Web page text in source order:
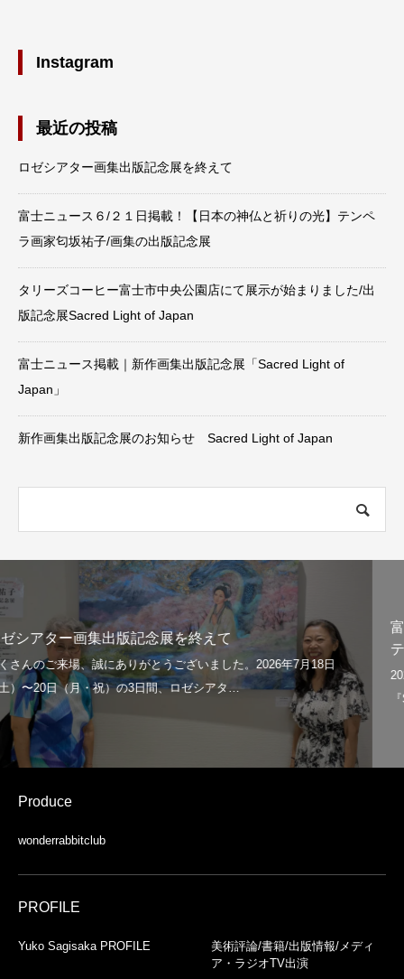
Instagram
最近の投稿
ロゼシアター画集出版記念展を終えて
富士ニュース６/２１日掲載！【日本の神仏と祈りの光】テンペ
ラ画家匂坂祐子/画集の出版記念展
タリーズコーヒー富士市中央公園店にて展示が始まりました/出
版記念展Sacred Light of Japan
富士ニュース掲載｜新作画集出版記念展「Sacred Light of
Japan」
新作画集出版記念展のお知らせ Sacred Light of Japan
富士ニュース６/２１日掲載！【日本の神仏と
テンペラ画家匂坂祐子/画集の出版記念展
Produce
wonderrabbitclub
PROFILE
Yuko Sagisaka PROFILE
美術評論/書籍/出版情報/メディ
ア・ラジオTV出演